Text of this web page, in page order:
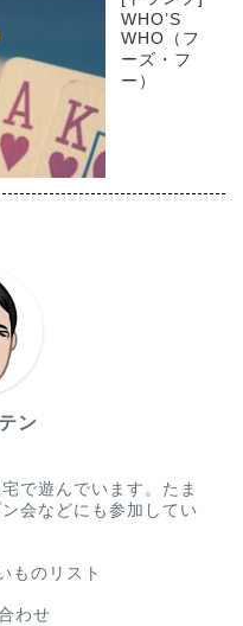
WHO’S
WHO（フ
ーズ・フ
ー）
ン
で遊んでいます。たま
会などにも参加してい
ものリスト
わせ